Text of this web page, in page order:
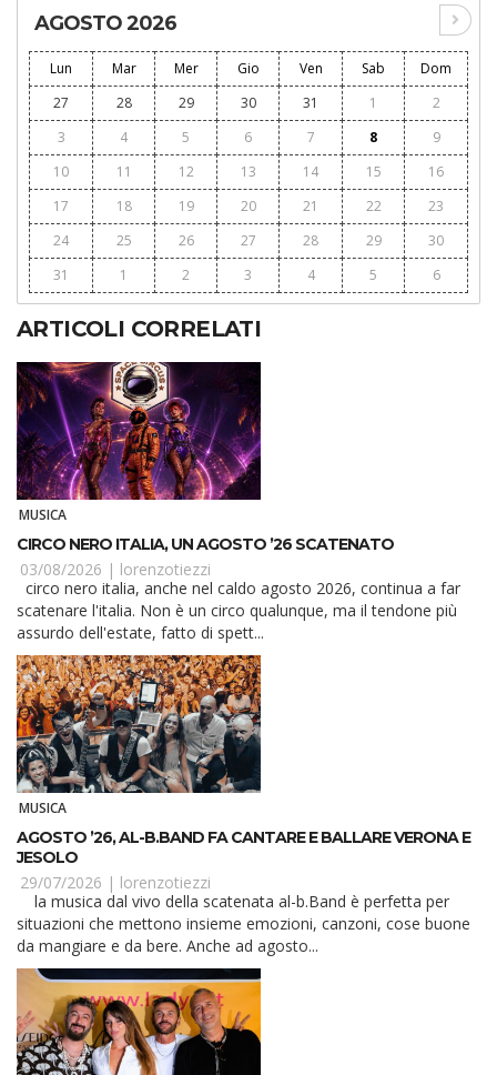
AGOSTO 2026
Lun Mar Mer Gio Ven Sab
Dom
27
28 29 30 31 1
2
3
4 5 6 7 8
9
10
11 12 13 14 15
16
17
18 19 20 21 22
23
24
25 26 27 28 29
30
31
1 2 3 4 5 6
ARTICOLI CORRELATI
MUSICA
CIRCO NERO ITALIA, UN AGOSTO ’26 SCATENATO
03/08/2026 | lorenzotiezzi
scatenare l'italia. Non è un circo qualunque, ma il tendone più
assurdo dell'estate, fatto di spett...
MUSICA
AGOSTO ’26, AL-B.BAND FA CANTARE E BALLARE VERONA E
JESOLO
29/07/2026 | lorenzotiezzi
situazioni che mettono insieme emozioni, canzoni, cose buone
da mangiare e da bere. Anche ad agosto...